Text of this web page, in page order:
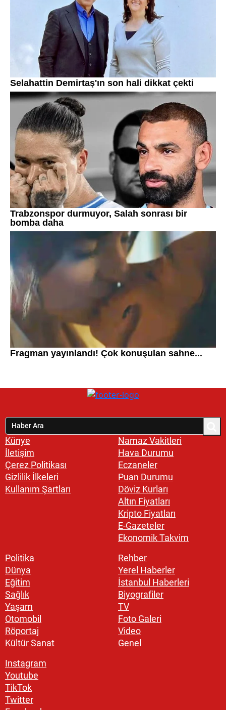
Künye
İletişim
Çerez Politikası
Gizlilik İlkeleri
Kullanım Şartları
Namaz Vakitleri
Hava Durumu
Eczaneler
Puan Durumu
Döviz Kurları
Altın Fiyatları
Kripto Fiyatları
E-Gazeteler
Ekonomik Takvim
Politika
Dünya
Eğitim
Sağlık
Yaşam
Otomobil
Röportaj
Kültür Sanat
Rehber
Yerel Haberler
İstanbul Haberleri
Biyografiler
TV
Foto Galeri
Video
Genel
Instagram
Youtube
TikTok
Twitter